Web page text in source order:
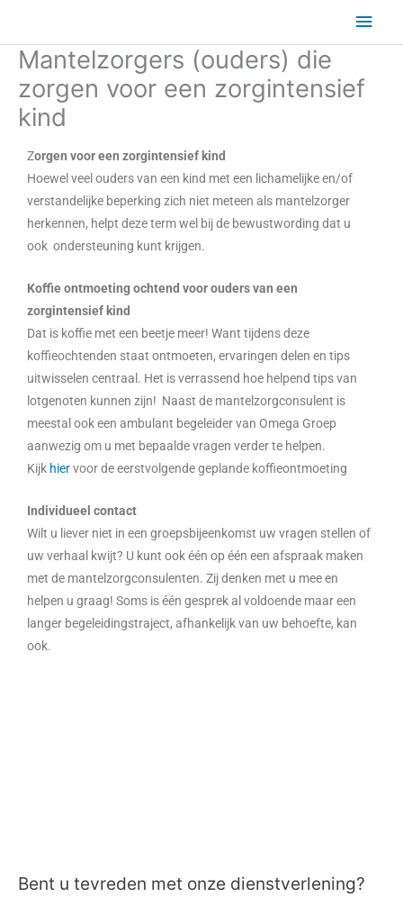
Mantelzorgers (ouders) die
zorgen voor een zorgintensief
kind
Zorgen voor een zorgintensief kind
Hoewel veel ouders van een kind met een lichamelijke en/of
verstandelijke beperking zich niet meteen als mantelzorger
herkennen, helpt deze term wel bij de bewustwording dat u
ook ondersteuning kunt krijgen.
Koffie ontmoeting ochtend voor ouders van een
zorgintensief kind
Dat is koffie met een beetje meer! Want tijdens deze
koffieochtenden staat ontmoeten, ervaringen delen en tips
uitwisselen centraal. Het is verrassend hoe helpend tips van
lotgenoten kunnen zijn! Naast de mantelzorgconsulent is
meestal ook een ambulant begeleider van Omega Groep
aanwezig om u met bepaalde vragen verder te helpen.
Kijk hiervoor de eerstvolgende geplande koffieontmoeting
Individueel contact
Wilt u liever niet in een groepsbijeenkomst uw vragen stellen of
uw verhaal kwijt? U kunt ook één op één een afspraak maken
met de mantelzorgconsulenten. Zij denken met u mee en
helpen u graag! Soms is één gesprek al voldoende maar een
langer begeleidingstraject, afhankelijk van uw behoefte, kan
ook.
Bent u tevreden met onze dienstverlening?